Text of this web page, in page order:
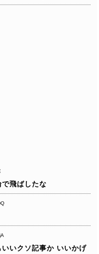
飛ばしたな
いいクソ記事か いいかげ